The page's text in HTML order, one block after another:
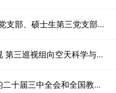
校区、电子科技大学附属实验小学开展航空航天科普宣讲
科学与工程学院党总支反馈巡视情况
会和全国教育大会精神宣讲会